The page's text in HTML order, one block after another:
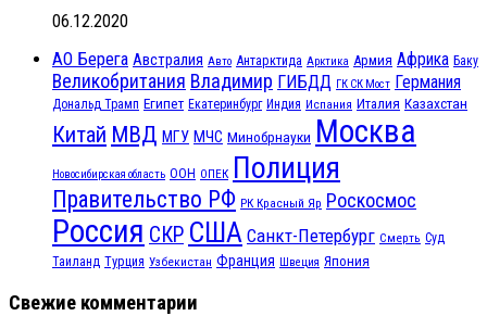
06.12.2020
АО Берега Австралия Авто Антарктида Арктика Армия Африка Баку
Великобритания Владимир ГИБДД ГК СК Мост Германия
Дональд Трамп Египет Екатеринбург Индия Испания Италия Казахстан
Китай МВД МГУ МЧС Минобрнауки Москва
Новосибирская область ООН ОПЕК Полиция
Правительство РФ РК Красный Яр Роскосмос
Россия СКР США Санкт-Петербург Смерть Суд
Таиланд Турция Узбекистан Франция Швеция Япония
Свежие комментарии